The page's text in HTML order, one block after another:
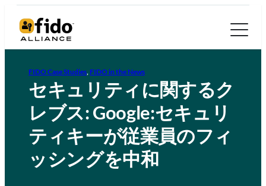
FIDO Case Studies FIDO in the News
セキュリティに関するク
レブス: Google:セキュリ
ティキーが従業員のフィ
ッシングを中和